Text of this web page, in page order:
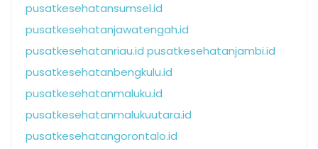
pusatkesehatansumsel.id
pusatkesehatanjawatengah.id
pusatkesehatanriau.id pusatkesehatanjambi.id
pusatkesehatanbengkulu.id
pusatkesehatanmaluku.id
pusatkesehatanmalukuutara.id
pusatkesehatangorontalo.id